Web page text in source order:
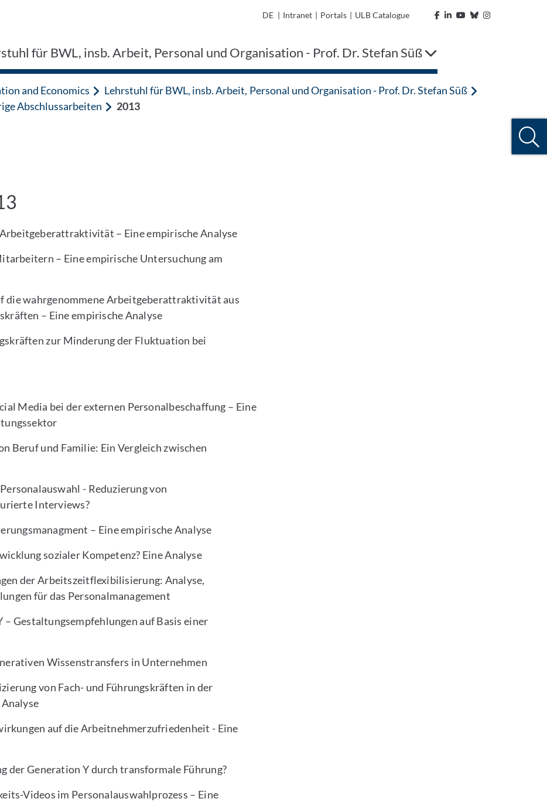
DE | Intranet | Portals | ULB Catalogue
für BWL, insb. Arbeit, Personal und Organisation - Prof. Dr. Stefan Süß
and Economics
Lehrstuhl für BWL, insb. Arbeit, Personal und Organisation - Prof. Dr. Stefan Süß
Abschlussarbeiten 2013
– Eine empirische Analyse
– Eine empirische Untersuchung am
die wahrgenommene Arbeitgeberattraktivität aus
– Eine empirische Analyse
zur Minderung der Fluktuation bei
Media bei der externen Personalbeschaffung – Eine
Beruf und Familie: Ein Vergleich zwischen
- Reduzierung von
Interviews?
– Eine empirische Analyse
sozialer Kompetenz? Eine Analyse
der Arbeitszeitflexibilisierung: Analyse,
für das Personalmanagement
Gestaltungsempfehlungen auf Basis einer
Wissenstransfers in Unternehmen
von Fach- und Führungskräften in der
auf die Arbeitnehmerzufriedenheit - Eine
der Generation Y durch transformale Führung?
Videos im Personalauswahlprozess – Eine